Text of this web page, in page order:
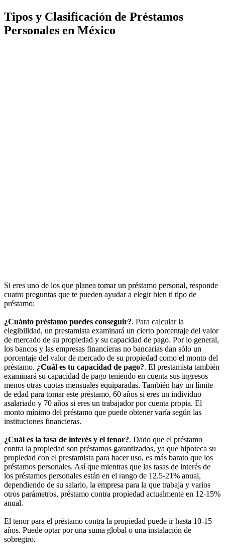
Tipos y Clasificación de Préstamos
Personales en México
Si eres uno de los que planea tomar un préstamo personal, responde
cuatro preguntas que te pueden ayudar a elegir bien ti tipo de
préstamo:
¿Cuánto préstamo puedes conseguir?. Para calcular la
elegibilidad, un prestamista examinará un cierto porcentaje del valor
de mercado de su propiedad y su capacidad de pago. Por lo general,
los bancos y las empresas financieras no bancarias dan sólo un
porcentaje del valor de mercado de su propiedad como el monto del
préstamo. ¿Cuál es tu capacidad de pago?. El prestamista también
examinará su capacidad de pago teniendo en cuenta sus ingresos
menos otras cuotas mensuales equiparadas. También hay un límite
de edad para tomar este préstamo, 60 años si eres un individuo
asalariado y 70 años si eres un trabajador por cuenta propia. El
monto mínimo del préstamo que puede obtener varía según las
instituciones financieras.
¿Cuál es la tasa de interés y el tenor?. Dado que el préstamo
contra la propiedad son préstamos garantizados, ya que hipoteca su
propiedad con el prestamista para hacer uso, es más barato que los
préstamos personales. Así que mientras que las tasas de interés de
los préstamos personales están en el rango de 12.5-21% anual,
dependiendo de su salario, la empresa para la que trabaja y varios
otros parámetros, préstamo contra propiedad actualmente en 12-15%
anual.
El tenor para el préstamo contra la propiedad puede ir hasta 10-15
años. Puede optar por una suma global o una instalación de
sobregiro.